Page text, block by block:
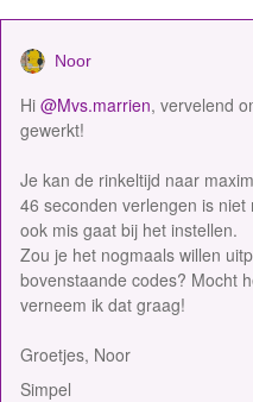
Noor
Hi @Mvs.marrien, vervelend
gewerkt!
Je kan de rinkeltijd naar
46 seconden verlengen is
ook mis gaat bij het instellen.
Zou je het nogmaals willen
bovenstaande codes? Mocht
verneem ik dat graag!
Groetjes, Noor
Simpel